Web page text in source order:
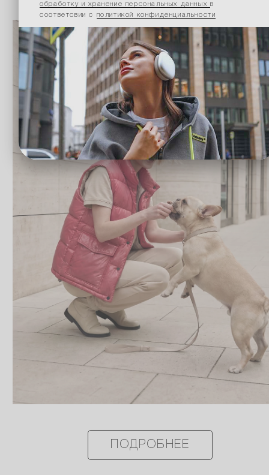
ПОДРОБНЕЕ
обработку и хранение персональных данных в
соответсвии с политикой конфиденциальности